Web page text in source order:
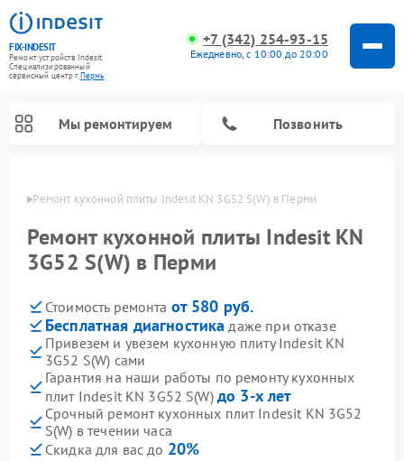
FIX-INDESIT
Ремонт устройств Indesit
Специализированный
cервисный центр г.Пермь
+7 (342) 254-93-15
Ежедневно, с 10:00 до 20:00
Мы ремонтируем Позвонить
Ремонт кухонной плиты Indesit KN 3G52 S(W) в Перми
Ремонт кухонной плиты Indesit KN
3G52 S(W) в Перми
Стоимость ремонта от 580 руб.
Бесплатная диагностика даже при отказе
Привезем и увезем кухонную плиту Indesit KN
3G52 S(W) сами
Гарантия на наши работы по ремонту кухонных
плит Indesit KN 3G52 S(W) до 3-х лет
Срочный ремонт кухонных плит Indesit KN 3G52
S(W) в течении часа
Скидка для вас до 20%